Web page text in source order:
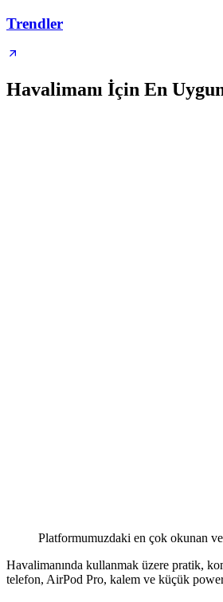
Trendler
Havalimanı İçin En
Platformumuzdaki en çok okunan
Havalimanında kullanmak üzere pratik,
telefon, AirPod Pro, kalem ve küçük